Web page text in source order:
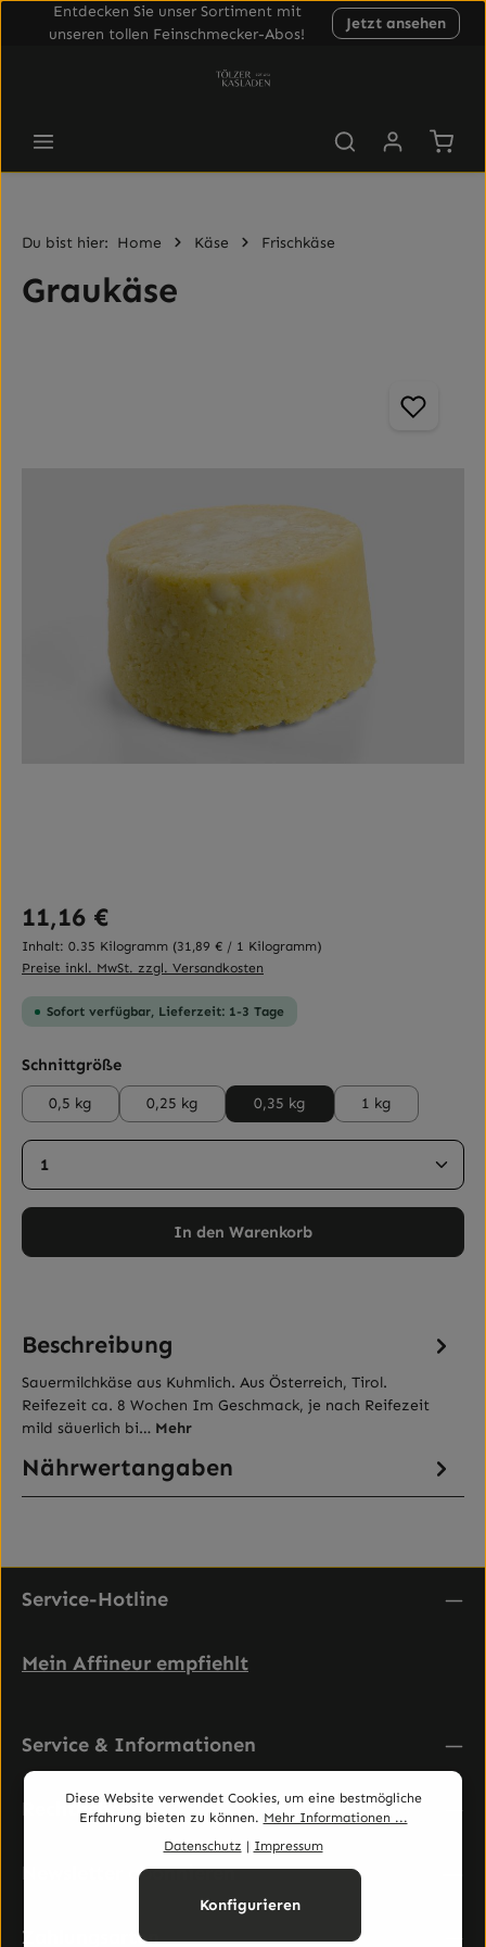
Entdecken Sie unser Sortiment mit
unseren tollen Feinschmecker-Abos!
Jetzt ansehen
Du bist hier: Home Käse Frischkäse
Graukäse
Regulärer Preis:
11,16 €
Inhalt: 0.35 Kilogramm (31,89 € / 1 Kilogramm)
Preise inkl. MwSt. zzgl. Versandkosten
Sofort verfügbar, Lieferzeit: 1-3 Tage
Schnittgrößeauswählen
0,5 kg 0,25 kg 0,35 kg 1 kg
Produkt Anzahl: Gib den gewünschten Wert ein
In den Warenkorb
Beschreibung
Sauermilchkäse aus Kuhmlich. Aus Österreich, Tirol.
Reifezeit ca. 8 Wochen Im Geschmack, je nach Reifezeit
mild säuerlich bi… Mehr
Nährwertangaben
Service-Hotline
Mein Affineur empfiehlt
Service & Informationen
Rechtliches
Newsletter abonnieren
Zahlungsarten
Diese Website verwendet Cookies, um eine bestmögliche
Erfahrung bieten zu können. Mehr Informationen ...
Datenschutz | Impressum
Konfigurieren